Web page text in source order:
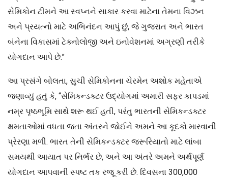
સેમિકોન ટીમને આ સ્વપ્નને સાકાર કરવા માટેના તેમના વિઝન
અને પ્રયત્નો માટે અભિનંદન આપું છું, જે ગુજરાત અને ભારત
બંનેના વિકાસમાં ટેક્નોલોજી અને ઇનોવેશનમાં અગ્રણી તરીકે
યોગદાન આપે છે.”
આ પ્રસંગે બોલતા, સુચી સેમિકોનના ચેરમેન અશોક મહેતાએ
જણાવ્યું હતું કે, “સેમિકન્ડક્ટર ઉદ્યોગમાં અમારી સફર કાપડમાં
નમ્ર પૃષ્ઠભૂમિ સાથે શરૂ થઈ હતી, પરંતુ ભારતની સેમિકન્ડક્ટર
ક્ષમતાઓમાં વધતા જતા અંતરને જોઈને અમને આ કૂદકો મારવાની
પ્રેરણા મળી. ભારત તેની સેમિકન્ડક્ટર જરૂરિયાતો માટે લાંબા
સમયથી આયાત પર નિર્ભર છે, અને આ અંતરે અમને અર્થપૂર્ણ
યોગદાન આપવાની સ્પષ્ટ તક રજૂ કરી છે. દિવસના 300,000